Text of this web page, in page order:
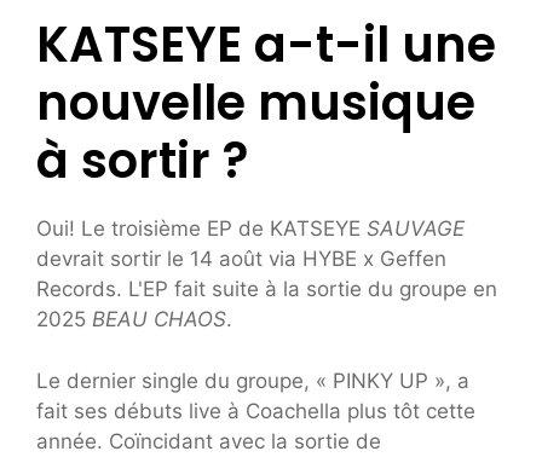
KATSEYE a-t-il une
nouvelle musique
à sortir ?
Oui! Le troisième EP de KATSEYE SAUVAGE
devrait sortir le 14 août via HYBE x Geffen
Records. L'EP fait suite à la sortie du groupe en
2025 BEAU CHAOS.
Le dernier single du groupe, « PINKY UP », a
fait ses débuts live à Coachella plus tôt cette
année. Coïncidant avec la sortie de